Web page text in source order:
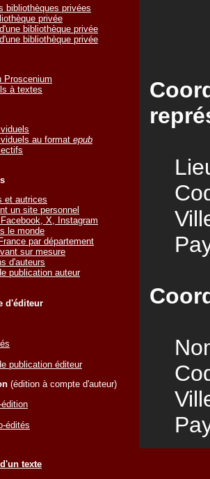
bibliothèques privées
privée
bibliothèque privée
bibliothèque privée
Proscenium
à textes
au format epub
et autrices
un site personnel
X, Instagram
le monde
par département
sur mesure
d'auteurs
publication auteur
d'éditeur
publication éditeur
(édition à compte d'auteur)
édités
texte